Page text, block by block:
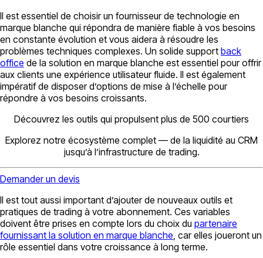
Il est essentiel de choisir un fournisseur de technologie en
marque blanche qui répondra de manière fiable à vos besoins
en constante évolution et vous aidera à résoudre les
problèmes techniques complexes. Un solide support back
office de la solution en marque blanche est essentiel pour offrir
aux clients une expérience utilisateur fluide. Il est également
impératif de disposer d’options de mise à l’échelle pour
répondre à vos besoins croissants.
Découvrez les outils qui propulsent plus de 500 courtiers
Explorez notre écosystème complet — de la liquidité au CRM
jusqu’à l’infrastructure de trading.
Demander un devis
Il est tout aussi important d’ajouter de nouveaux outils et
pratiques de trading à votre abonnement. Ces variables
doivent être prises en compte lors du choix du partenaire
fournissant la solution en marque blanche , car elles joueront un
rôle essentiel dans votre croissance à long terme.